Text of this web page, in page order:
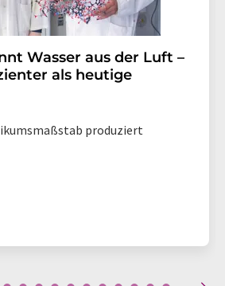
Wasser aus der Luft –
als heutige
produziert